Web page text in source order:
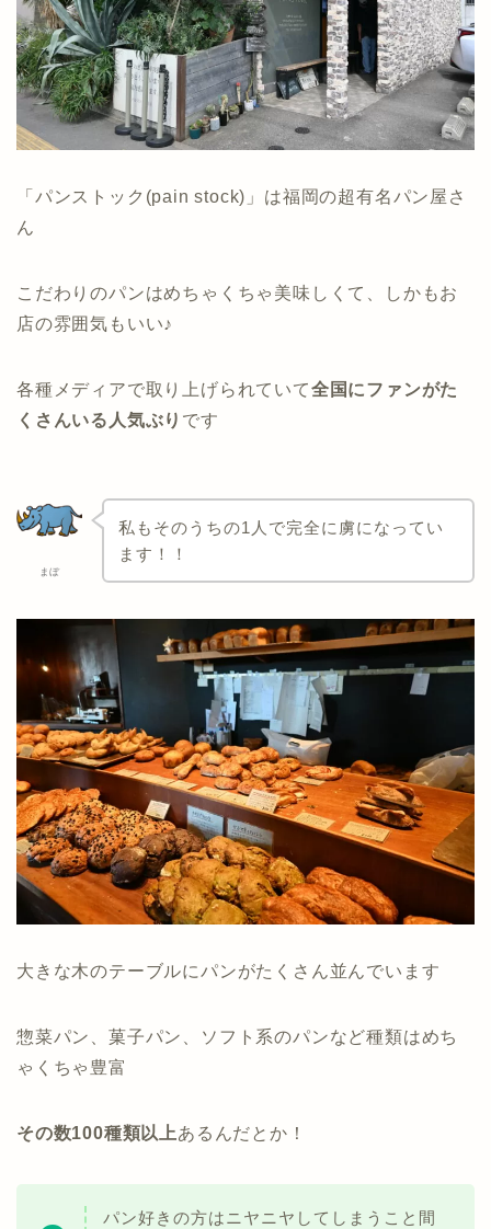
「パンストック(pain stock)」は福岡の超有名パン屋さ
ん
こだわりのパンはめちゃくちゃ美味しくて、しかもお
店の雰囲気もいい♪
各種メディアで取り上げられていて全国にファンがた
くさんいる人気ぶり です
まぼ
私もそのうちの1人で完全に虜になってい
ます！！
大きな木のテーブルにパンがたくさん並んでいます
惣菜パン、菓子パン、ソフト系のパンなど種類はめち
ゃくちゃ豊富
その数100種類以上あるんだとか！
パン好きの方はニヤニヤしてしまうこと間